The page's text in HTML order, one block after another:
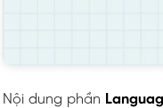
Nội dung phần